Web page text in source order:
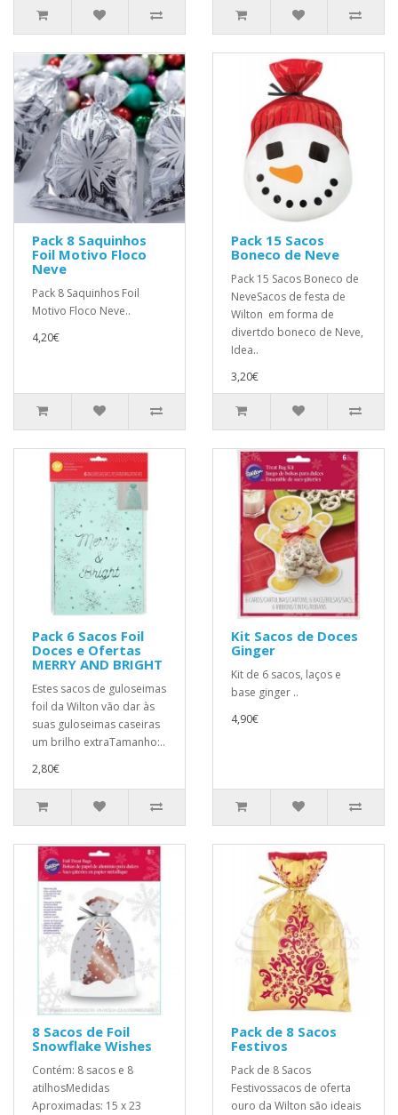
Pack 8 Saquinhos
Foil Motivo Floco
Neve
Pack 8 Saquinhos Foil
Motivo Floco Neve..
4,20€
Pack 15 Sacos
Boneco de Neve
Pack 15 Sacos Boneco de
NeveSacos de festa de
Wilton em forma de
divertdo boneco de Neve,
Idea..
3,20€
Pack 6 Sacos Foil
Doces e Ofertas
MERRY AND BRIGHT
Estes sacos de guloseimas
foil da Wilton vão dar às
suas guloseimas caseiras
um brilho extraTamanho:..
2,80€
Kit Sacos de Doces
Ginger
Kit de 6 sacos, laços e
base ginger ..
4,90€
8 Sacos de Foil
Snowflake Wishes
Contém: 8 sacos e 8
atilhosMedidas
Aproximadas: 15 x 23
Pack de 8 Sacos
Festivos
Pack de 8 Sacos
Festivossacos de oferta
ouro da Wilton são ideais